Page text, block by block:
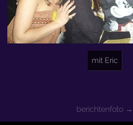
mit Eric
berichtenfoto →